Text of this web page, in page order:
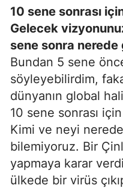
10 sene sonrası
Gelecek
sene sonra nerede
Bundan 5 sene
söyleyebilirdim,
dünyanın global
10 sene sonrası
Kimi ve neyi
bilemiyoruz. Bir
yapmaya karar
ülkede bir virüs